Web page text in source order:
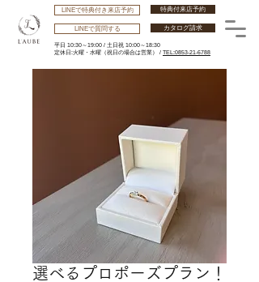
特典付来店予約
LINEで特典付き来店予約
カタログ請求
平日 10:30～19:00 / 土日祝 10:00～18:30
​定休日:火曜・水曜 （祝日の場合は営業） / TEL:0853-21-6788
LINEで質問する
選べるプロポーズプラン！